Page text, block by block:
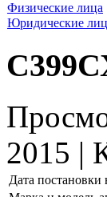
Физические лица
Юридические
2015 |
Дата постановки